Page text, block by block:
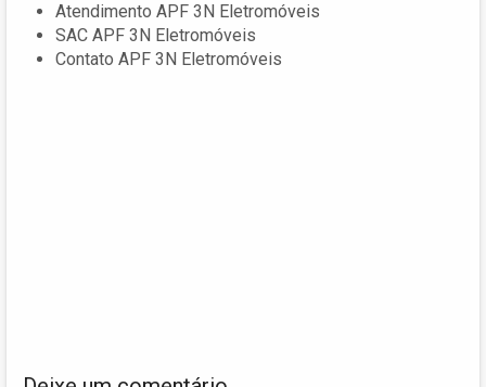
Atendimento APF 3N Eletromóveis
SAC APF 3N Eletromóveis
Contato APF 3N Eletromóveis